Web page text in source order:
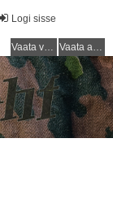
Logi sisse
Vaata vastamata teemasi Vaata aktiivseid teemasid